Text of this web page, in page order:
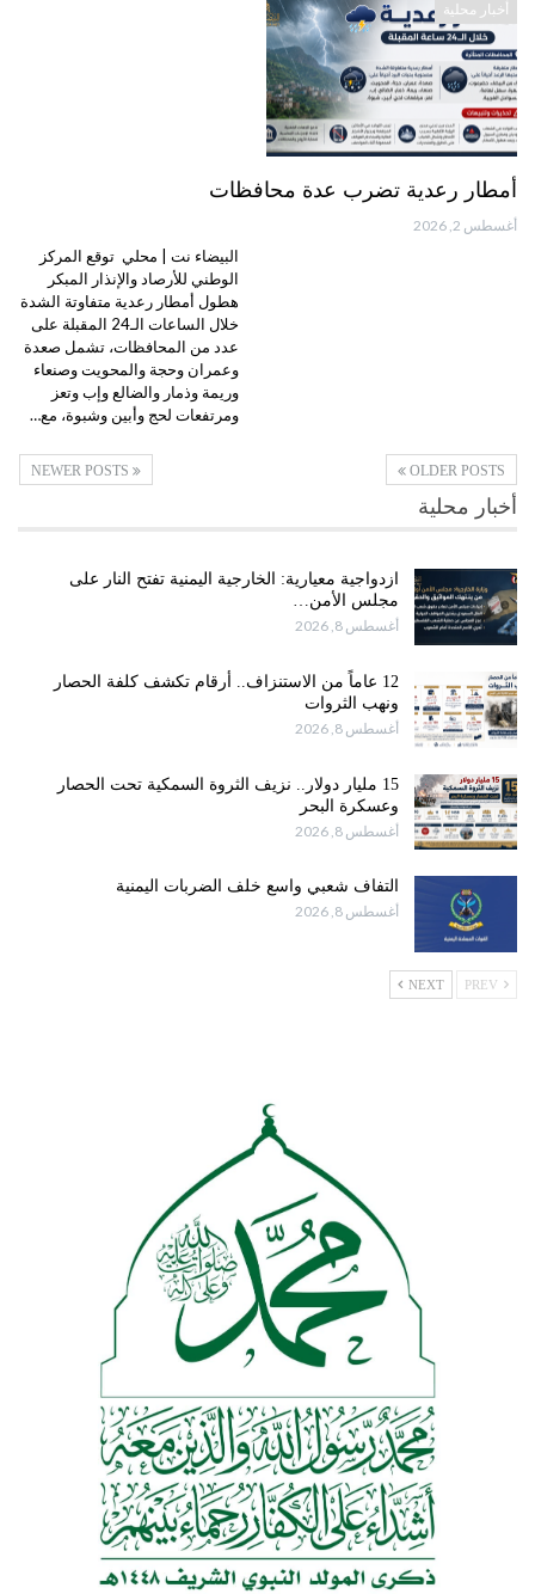
أخبار محلية
أمطار رعدية تضرب عدة محافظات
أغسطس 2, 2026
البيضاء نت | محلي توقع المركز
الوطني للأرصاد والإنذار المبكر
هطول أمطار رعدية متفاوتة الشدة
خلال الساعات الـ24 المقبلة على
عدد من المحافظات، تشمل صعدة
وعمران وحجة والمحويت وصنعاء
وريمة وذمار والضالع وإب وتعز
ومرتفعات لحج وأبين وشبوة، مع…
OLDER POSTS
أخبار محلية
ازدواجية معيارية: الخارجية اليمنية تفتح النار على
مجلس الأمن…
أغسطس 8, 2026
12 عاماً من الاستنزاف.. أرقام تكشف كلفة الحصار
ونهب الثروات
أغسطس 8, 2026
15 مليار دولار.. نزيف الثروة السمكية تحت الحصار
وعسكرة البحر
أغسطس 8, 2026
التفاف شعبي واسع خلف الضربات اليمنية
أغسطس 8, 2026
NEXT